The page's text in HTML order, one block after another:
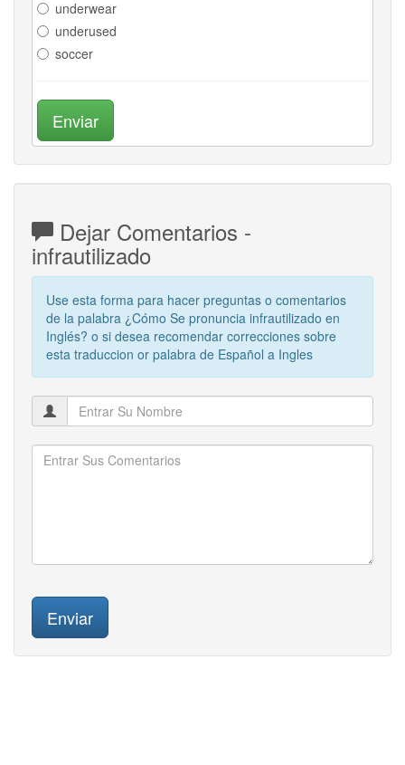
underwear
underused
soccer
Enviar
Dejar Comentarios -
infrautilizado
Use esta forma para hacer preguntas o comentarios
de la palabra ¿Cómo Se pronuncia infrautilizado en
Inglés? o si desea recomendar correcciones sobre
esta traduccion or palabra de Español a Ingles